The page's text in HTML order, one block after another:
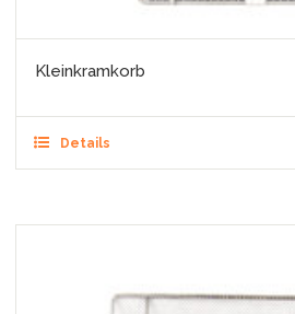
Kleinkramkorb
Details